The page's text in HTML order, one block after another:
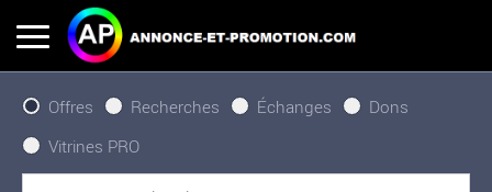
Offres Recherches Échanges
Dons
Vitrines PRO